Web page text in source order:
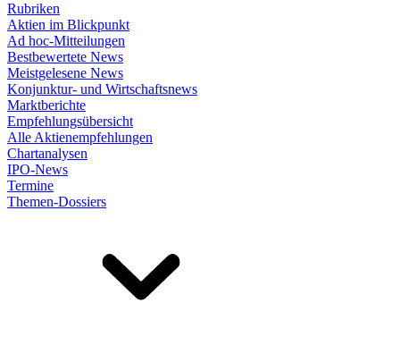
Rubriken
Aktien im Blickpunkt
Ad hoc-Mitteilungen
Bestbewertete News
Meistgelesene News
Konjunktur- und Wirtschaftsnews
Marktberichte
Empfehlungsübersicht
Alle Aktienempfehlungen
Chartanalysen
IPO-News
Termine
Themen-Dossiers